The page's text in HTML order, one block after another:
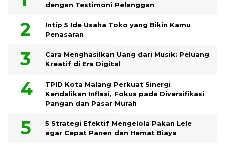
dengan Testimoni Pelanggan
Intip 5 Ide Usaha Toko yang Bikin Kamu
Penasaran
Cara Menghasilkan Uang dari Musik: Peluang
Kreatif di Era Digital
TPID Kota Malang Perkuat Sinergi
Kendalikan Inflasi, Fokus pada Diversifikasi
Pangan dan Pasar Murah
5 Strategi Efektif Mengelola Pakan Lele
agar Cepat Panen dan Hemat Biaya